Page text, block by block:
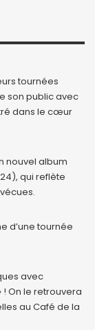
tournées
son public avec
dans le cœur
nouvel album
qui reflète
d’une tournée
avec
! On le retrouvera
au Café de la